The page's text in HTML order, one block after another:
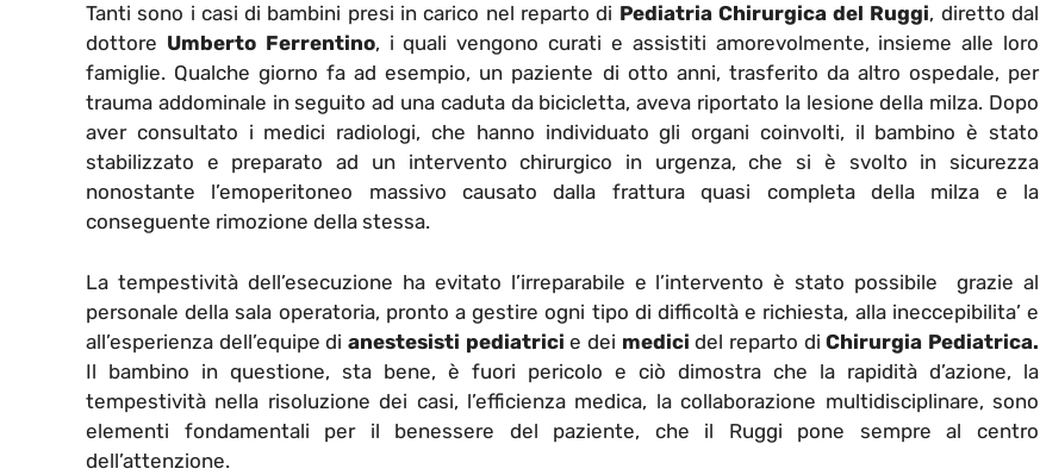
Tanti sono i casi di bambini presi in carico nel reparto di Pediatria Chirurgica del Ruggi, diretto dal
dottore Umberto Ferrentino, i quali vengono curati e assistiti amorevolmente, insieme alle loro
famiglie. Qualche giorno fa ad esempio, un paziente di otto anni, trasferito da altro ospedale, per
trauma addominale in seguito ad una caduta da bicicletta, aveva riportato la lesione della milza. Dopo
aver consultato i medici radiologi, che hanno individuato gli organi coinvolti, il bambino è stato
stabilizzato e preparato ad un intervento chirurgico in urgenza, che si è svolto in sicurezza
nonostante l’emoperitoneo massivo causato dalla frattura quasi completa della milza e la
conseguente rimozione della stessa.
La tempestività dell’esecuzione ha evitato l’irreparabile e l’intervento è stato possibile grazie al
personale della sala operatoria, pronto a gestire ogni tipo di difficoltà e richiesta, alla ineccepibilita’ e
all’esperienza dell’equipe di anestesisti pediatrici e dei medici del reparto diChirurgia Pediatrica.
Il bambino in questione, sta bene, è fuori pericolo e ciò dimostra che la rapidità d’azione, la
tempestività nella risoluzione dei casi, l’efficienza medica, la collaborazione multidisciplinare, sono
elementi fondamentali per il benessere del paziente, che il Ruggi pone sempre al centro
dell’attenzione.